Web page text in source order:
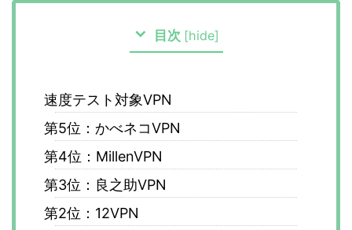
目次 [hide]
速度テスト対象VPN
第5位：かべネコVPN
第4位：MillenVPN
第3位：良之助VPN
第2位：12VPN